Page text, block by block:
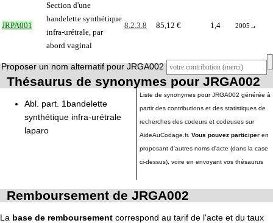
JRPA001
Section d'une
bandelette synthétique
infra-urétrale, par
abord vaginal
8.2.3.8 85,12 € 1,4 2005 →
Proposer un nom alternatif pour JRGA002
Thésaurus de synonymes pour JRGA002
Abl. part. 1bandelette
synthétique infra-urétrale
laparo
Liste de synonymes pour JRGA002 générée à
partir des contributions et des statistiques de
recherches des codeurs et codeuses sur
AideAuCodage.fr. Vous pouvez participer en
proposant d'autres noms d'acte (dans la case
ci-dessus), voire en envoyant vos thésaurus
Remboursement de JRGA002
La base de remboursement correspond au tarif de l'acte et du taux